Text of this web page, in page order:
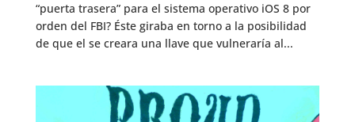
“puerta trasera” para el sistema operativo iOS 8 por
orden del FBI? Éste giraba en torno a la posibilidad
de que el se creara una llave que vulneraría al...